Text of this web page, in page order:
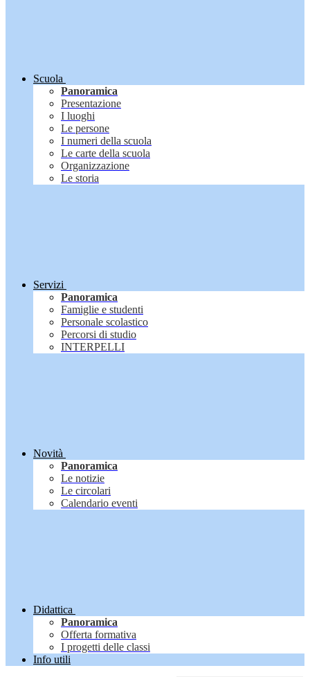
Scuola
Panoramica
Presentazione
I luoghi
Le persone
I numeri della scuola
Le carte della scuola
Organizzazione
Le storia
Servizi
Panoramica
Famiglie e studenti
Personale scolastico
Percorsi di studio
INTERPELLI
Novità
Panoramica
Le notizie
Le circolari
Calendario eventi
Didattica
Panoramica
Offerta formativa
I progetti delle classi
Info utili